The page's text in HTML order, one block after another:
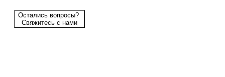
Остались вопросы?
Свяжитесь с нами